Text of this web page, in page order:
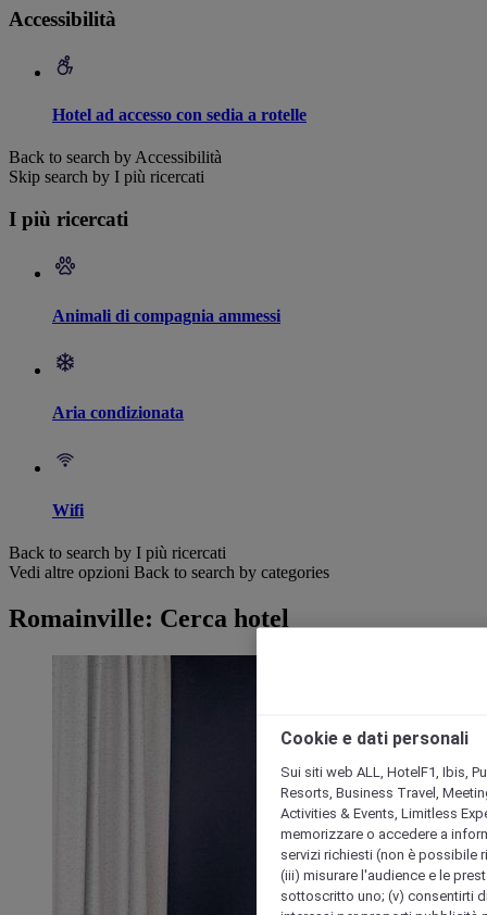
Accessibilità
Hotel ad accesso con sedia a rotelle
Back to search by Accessibilità
Skip search by I più ricercati
I più ricercati
Animali di compagnia ammessi
Aria condizionata
Wifi
Back to search by I più ricercati
Vedi altre opzioni Back to search by categories
Romainville: Cerca hotel
Cookie e dati personali
Sui siti web ALL, HotelF1, Ibis,
Resorts, Business Travel,
Activities & Events, Limitless
memorizzare o accedere a
servizi richiesti (non è possibile
(iii) misurare l'audience e le
sottoscritto uno; (v) consentirti